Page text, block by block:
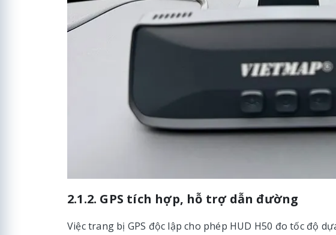
2.1.2. GPS tích hợp, hỗ trợ dẫn đường
Việc trang bị GPS độc lập cho phép HUD H50 đo tốc độ